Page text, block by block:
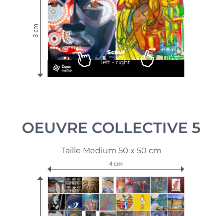
3 cm
Scroll
left - right
OEUVRE COLLECTIVE 5
Taille Medium 50 x 50 cm
4 cm